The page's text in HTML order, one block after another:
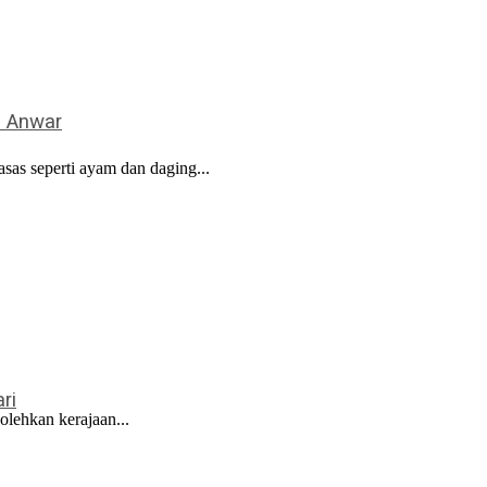
Anwar
seperti ayam dan daging...
kerajaan...